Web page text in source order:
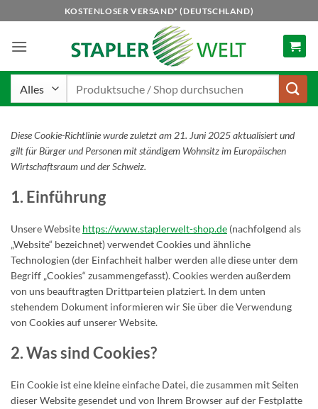
Inhalt
springen
KOSTENLOSER VERSAND* (DEUTSCHLAND)
Diese Cookie-Richtlinie wurde zuletzt am 21. Juni 2025 aktualisiert und
gilt für Bürger und Personen mit ständigem Wohnsitz im Europäischen
Wirtschaftsraum und der Schweiz.
1. Einführung
Unsere Website https://www.staplerwelt-shop.de (nachfolgend als
„Website“ bezeichnet) verwendet Cookies und ähnliche
Technologien (der Einfachheit halber werden alle diese unter dem
Begriff „Cookies“ zusammengefasst). Cookies werden außerdem
von uns beauftragten Drittparteien platziert. In dem unten
stehendem Dokument informieren wir Sie über die Verwendung
von Cookies auf unserer Website.
2. Was sind Cookies?
Ein Cookie ist eine kleine einfache Datei, die zusammen mit Seiten
dieser Website gesendet und von Ihrem Browser auf der Festplatte